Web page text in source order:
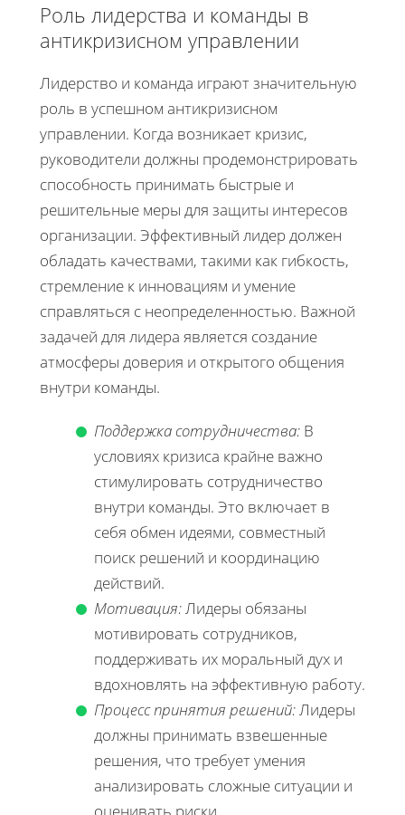
Роль лидерства и команды в
антикризисном управлении
Лидерство и команда играют значительную
роль в успешном антикризисном
управлении. Когда возникает кризис,
руководители должны продемонстрировать
способность принимать быстрые и
решительные меры для защиты интересов
организации. Эффективный лидер должен
обладать качествами, такими как гибкость,
стремление к инновациям и умение
справляться с неопределенностью. Важной
задачей для лидера является создание
атмосферы доверия и открытого общения
внутри команды.
Поддержка сотрудничества: В
условиях кризиса крайне важно
стимулировать сотрудничество
внутри команды. Это включает в
себя обмен идеями, совместный
поиск решений и координацию
действий.
Мотивация:Лидеры обязаны
мотивировать сотрудников,
поддерживать их моральный дух и
вдохновлять на эффективную работу.
Процесс принятия решений:Лидеры
должны принимать взвешенные
решения, что требует умения
анализировать сложные ситуации и